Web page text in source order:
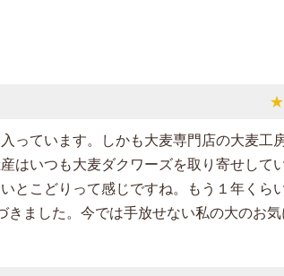
っています。しかも大麦専門店の大麦工
はいつも大麦ダクワーズを取り寄せして
とこどりって感じですね。もう１年くら
ました。今では手放せない私の大のお